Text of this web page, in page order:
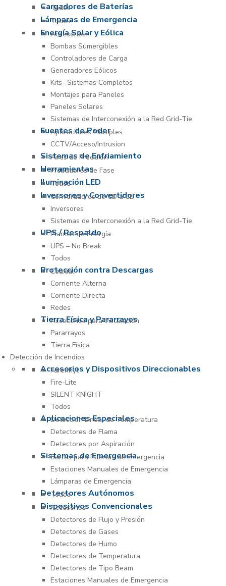
Cargadores de Baterías
Todos
Lámparas de Emergencia
Todos
Energía Solar y Eólica
Accesorios
Bombas Sumergibles
Controladores de Carga
Generadores Eólicos
Kits- Sistemas Completos
Montajes para Paneles
Paneles Solares
Sistemas de Interconexión a la Red Grid-Tie
Fuentes de Poder
Aplicaciones Múltiples
CCTV/Acceso/Intrusion
Sistemas de Enfriamiento
Aires de Precisión
Herramientas
Probadores de Fase
Iluminación LED
Todos
Inversores y Convertidores
Convertidores de CD a CD
Inversores
Sistemas de Interconexión a la Red Grid-Tie
UPS / Respaldo
Plantas de Energía
UPS – No Break
Todos
Protección contra Descargas
Coaxial
Corriente Alterna
Corriente Directa
Redes
Tierra Física y Pararrayos
Accesorios para Instalación
Pararrayos
Tierra Física
Detección de Incendios
Accesorios y Dispositivos Direccionables
Farenhyt
Fire-Lite
SILENT KNIGHT
Todos
Aplicaciones Especiales
Detección Lineal de Temperatura
Detectores de Flama
Detectores por Aspiración
Sistemas de Emergencia
Barras para Puertas de Emergencia
Estaciones Manuales de Emergencia
Lámparas de Emergencia
Detectores Autónomos
Todos
Dispositivos Convencionales
Accesorios
Detectores de Flujo y Presión
Detectores de Gases
Detectores de Humo
Detectores de Temperatura
Detectores de Tipo Beam
Estaciones Manuales de Emergencia